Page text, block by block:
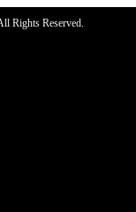
Rights Reserved.